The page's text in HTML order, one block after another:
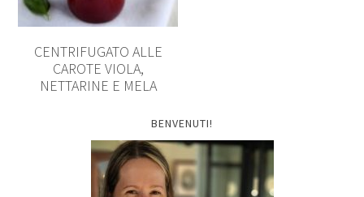
CENTRIFUGATO ALLE
CAROTE VIOLA,
NETTARINE E MELA
BENVENUTI!